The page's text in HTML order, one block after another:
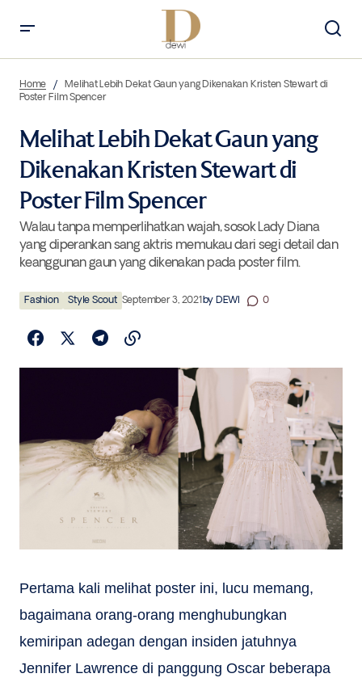
Film Spencer
Home
Melihat Lebih Dekat Gaun yang Dikenakan Kristen Stewart di
Poster Film Spencer
Melihat Lebih Dekat Gaun yang
Dikenakan Kristen Stewart di
Poster Film Spencer
Walau tanpa memperlihatkan wajah, sosok Lady Diana
yang diperankan sang aktris memukau dari segi detail dan
keanggunan gaun yang dikenakan pada poster film.
Fashion Style Scout September 3, 2021by DEWI 0
Pertama kali melihat poster ini, lucu memang,
bagaimana orang-orang menghubungkan
kemiripan adegan dengan insiden jatuhnya
Jennifer Lawrence di panggung Oscar beberapa